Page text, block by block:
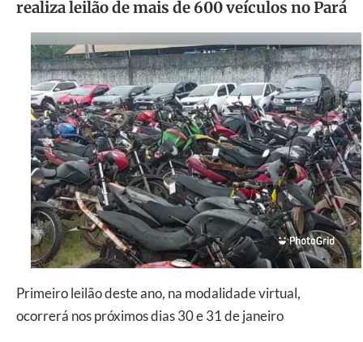
realiza leilão de mais de 600 veículos no Pará
Primeiro leilão deste ano, na modalidade virtual,
ocorrerá nos próximos dias 30 e 31 de janeiro